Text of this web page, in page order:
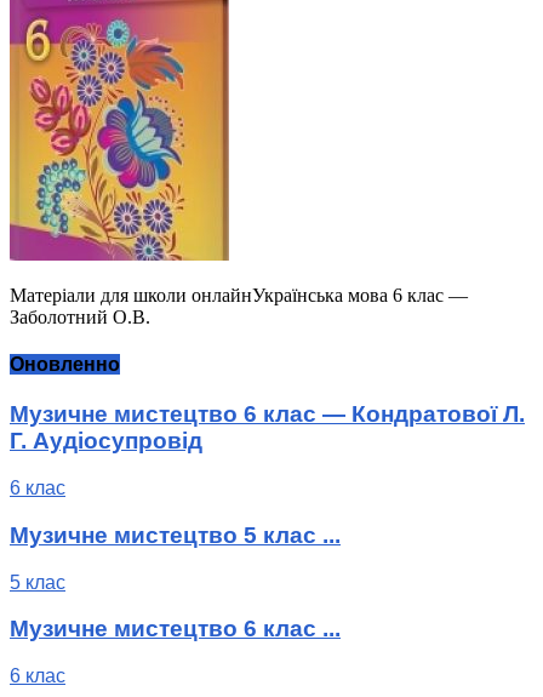
Матеріали для школи онлайнУкраїнська мова 6 клас —
Заболотний О.В.
Оновленно
Музичне мистецтво 6 клас — Кондратової Л.
Г. Аудіосупровід
6 клас
Музичне мистецтво 5 клас ...
5 клас
Музичне мистецтво 6 клас ...
6 клас